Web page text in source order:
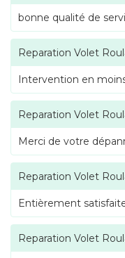
bonne qualité de
Reparation Volet
Intervention en
Reparation Volet
Merci de votre
Reparation Volet
Entièrement
Reparation Volet